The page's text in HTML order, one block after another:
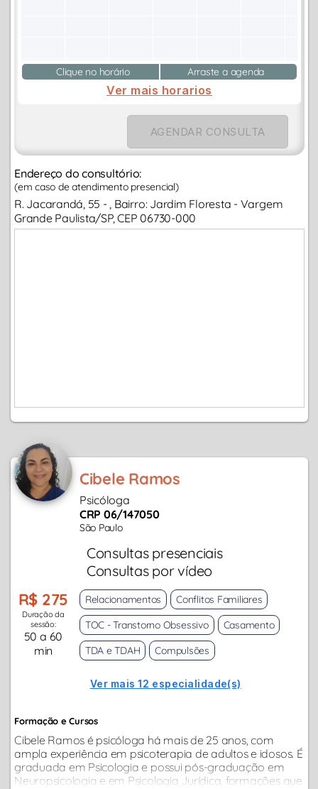
Clique no horário Arraste a agenda
Ver mais horarios
AGENDAR CONSULTA
Endereço do consultório:
(em caso de atendimento presencial)
R. Jacarandá, 55 - , Bairro: Jardim Floresta - Vargem
Grande Paulista/SP, CEP 06730-000
Cibele Ramos
Psicóloga
CRP 06/147050
São Paulo
Consultas presenciais
Consultas por vídeo
R$ 275
Duração da
sessão:
50 a 60
min
Relacionamentos
Conflitos Familiares
TOC - Transtorno Obsessivo
Casamento
TDA e TDAH
Compulsões
Ver mais 12 especialidade(s)
Formação e Cursos
Cibele Ramos é psicóloga há mais de 25 anos, com
ampla experiência em psicoterapia de adultos e idosos. É
graduada em Psicologia e possui pós-graduação em
Neuropsicologia e em Psicologia Jurídica, formações que